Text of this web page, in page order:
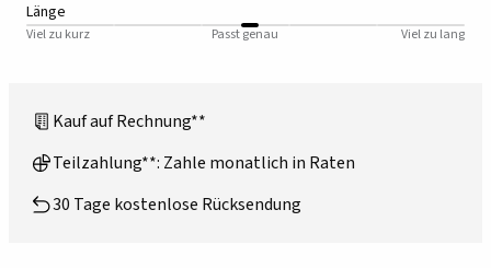
Länge
Viel zu kurz Passt genau Viel zu lang
Kauf auf Rechnung**
Teilzahlung**: Zahle monatlich in Raten
30 Tage kostenlose Rücksendung